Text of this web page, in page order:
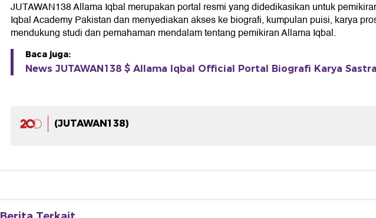
JUTAWAN138 Allama Iqbal merupakan portal resmi yang didedikasikan untuk
Iqbal Academy Pakistan dan menyediakan akses ke biografi, kumpulan puisi, karya
mendukung studi dan pemahaman mendalam tentang pemikiran Allama Iqbal.
Baca juga:
News JUTAWAN138 $ Allama Iqbal Official Portal Biografi Karya
(JUTAWAN138)